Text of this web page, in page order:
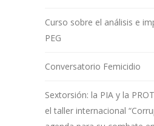
Curso sobre el análisis e
PEG
Conversatorio Femicidio
Sextorsión: la PIA y la
el taller internacional